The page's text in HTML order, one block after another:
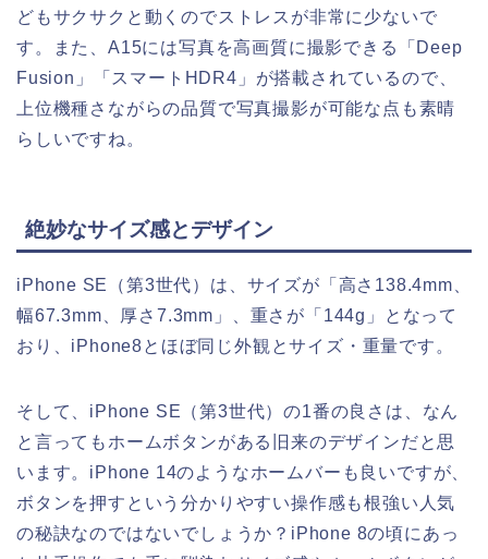
どもサクサクと動くのでストレスが非常に少ないで
す。また、A15には写真を高画質に撮影できる「Deep
Fusion」「スマートHDR4」が搭載されているので、
上位機種さながらの品質で写真撮影が可能な点も素晴
らしいですね。
絶妙なサイズ感とデザイン
iPhone SE（第3世代）は、サイズが「高さ138.4mm、
幅67.3mm、厚さ7.3mm」、重さが「144g」となって
おり、iPhone8とほぼ同じ外観とサイズ・重量です。
そして、iPhone SE（第3世代）の1番の良さは、なん
と言ってもホームボタンがある旧来のデザインだと思
います。iPhone 14のようなホームバーも良いですが、
ボタンを押すという分かりやすい操作感も根強い人気
の秘訣なのではないでしょうか？iPhone 8の頃にあっ